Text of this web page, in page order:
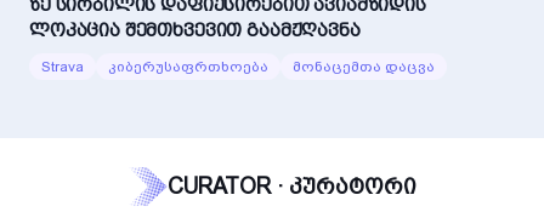
ზე სირბილის დაფიქსირებით ავიამზიდის
ლოკაცია შემთხვევით გაამჟღავნა
Strava კიბერუსაფრთხოება მონაცემთა დაცვა
CURATOR · კურატორი